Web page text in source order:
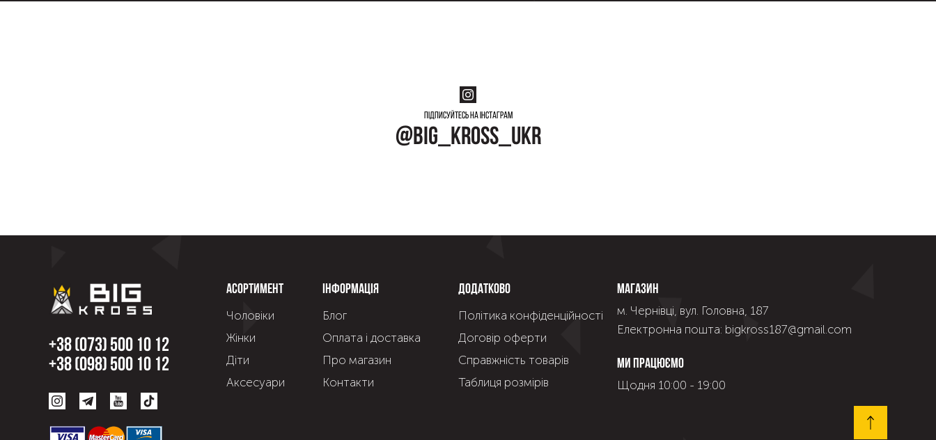
Підписуйтесь на інстаграм
@big_kross_ukr
+38 (073) 500 10 12
+38 (098) 500 10 12
Асортимент
Чоловіки
Жінки
Діти
Аксесуари
Інформація
Блог
Оплата і доставка
Про магазин
Контакти
Додатково
Політика конфіденційності
Договір оферти
Справжнiсть товарiв
Таблиця розмірів
Магазин
м. Чернівці, вул. Головна, 187
Електронна пошта: bigkross187@gmail.com
Ми працюємо
Щодня 10:00 - 19:00